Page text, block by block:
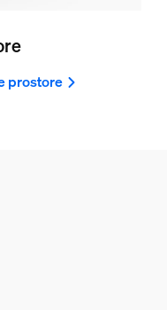
prostore